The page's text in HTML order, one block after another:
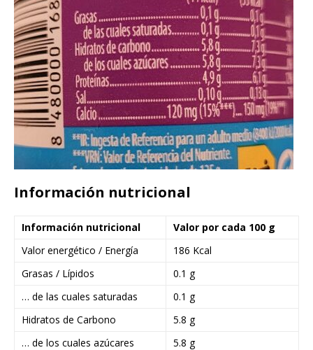
Información nutricional
Información nutricional
Valor por cada 100 g
Valor energético / Energía
186 Kcal
Grasas / Lípidos
0.1 g
… de las cuales saturadas
0.1 g
Hidratos de Carbono
5.8 g
… de los cuales azúcares
5.8 g